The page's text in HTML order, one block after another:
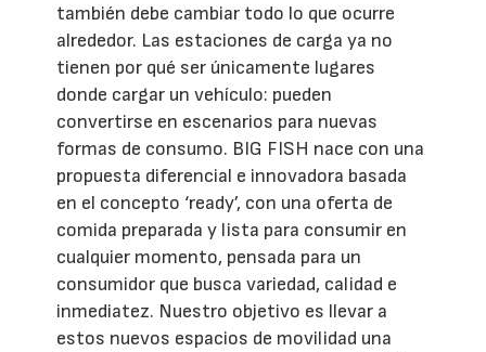
también debe cambiar todo lo que ocurre
alrededor. Las estaciones de carga ya no
tienen por qué ser únicamente lugares
donde cargar un vehículo: pueden
convertirse en escenarios para nuevas
formas de consumo. BIG FISH nace con una
propuesta diferencial e innovadora basada
en el concepto ‘ready’, con una oferta de
comida preparada y lista para consumir en
cualquier momento, pensada para un
consumidor que busca variedad, calidad e
inmediatez. Nuestro objetivo es llevar a
estos nuevos espacios de movilidad una